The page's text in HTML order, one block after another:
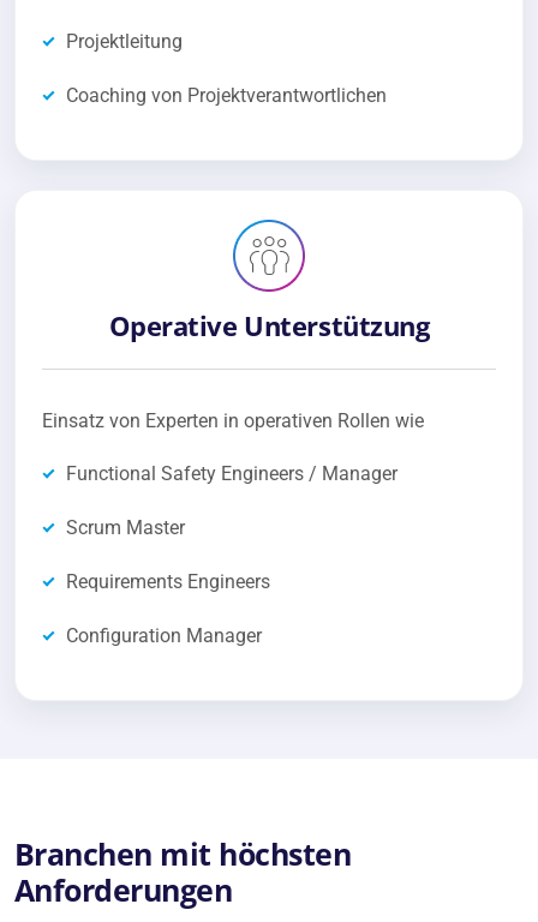
Projektleitung
Coaching von Projektverantwortlichen
Operative Unterstützung
Einsatz von Experten in operativen Rollen wie
Functional Safety Engineers / Manager
Scrum Master
Requirements Engineers
Configuration Manager
Branchen mit höchsten
Anforderungen